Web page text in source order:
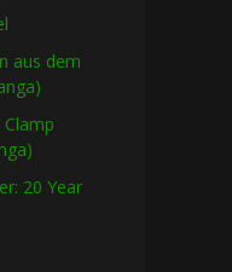
aus dem
20 Year